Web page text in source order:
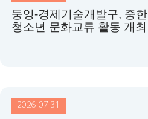
둥잉-경제기술개발구, 중한
청소년 문화교류 활동 개최
2026-07-31